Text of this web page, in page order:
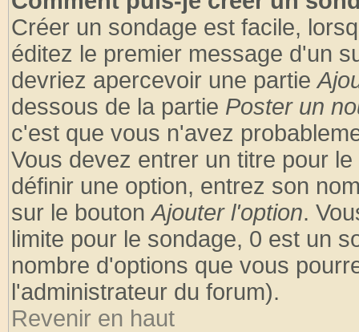
Créer un sondage est facile,
éditez le premier message d'un
devriez apercevoir une partie
dessous de la partie Poster un
c'est que vous n'avez
Vous devez entrer un titre pour
définir une option, entrez son
sur le boutonAjouter l'option.
limite pour le sondage, 0 est un
nombre d'options que vous
l'administrateur du forum).
Revenir en haut